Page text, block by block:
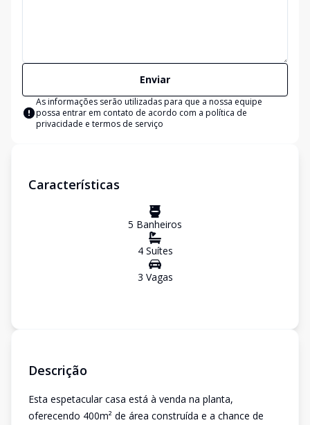
Enviar
As informações serão utilizadas para que a nossa equipe
possa entrar em contato de acordo com a política de
privacidade e termos de serviço
Características
5 Banheiros
4Suítes
3 Vagas
Descrição
Esta espetacular casa está à venda na planta,
oferecendo 400m² de área construída e a chance de